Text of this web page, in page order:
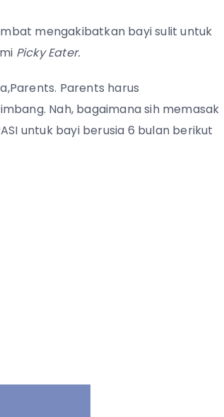
mengakibatkan bayi sulit untuk
Picky Eater.
Parents harus
Nah, bagaimana sih memasak
untuk bayi berusia 6 bulan berikut